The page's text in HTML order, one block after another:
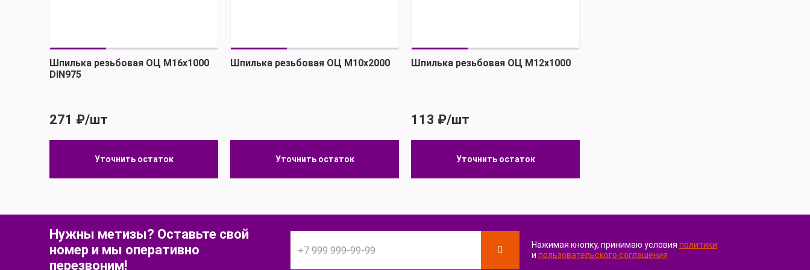
Шпилька резьбовая ОЦ М16х1000
DIN975
271 ₽/шт
Уточнить остаток
Шпилька резьбовая ОЦ М10х2000
Уточнить остаток
Шпилька резьбовая ОЦ М12х1000
113 ₽/шт
Уточнить остаток
Нужны метизы? Оставьте свой
номер и мы оперативно
перезвоним!
Нажимая кнопку, принимаю условия политики
и пользовательского соглашения